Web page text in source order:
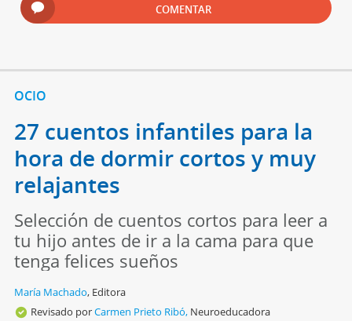
COMENTAR
OCIO
27 cuentos infantiles para la
hora de dormir cortos y muy
relajantes
Selección de cuentos cortos para leer a
tu hijo antes de ir a la cama para que
tenga felices sueños
María Machado, Editora
Revisado porCarmen Prieto Ribó, Neuroeducadora